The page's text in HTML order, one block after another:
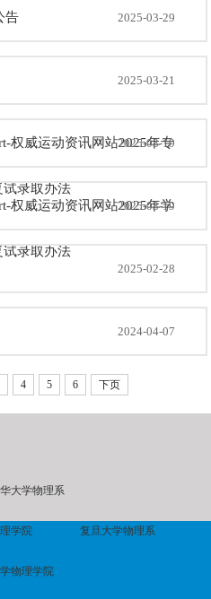
告 2025-03-29
2025-03-21
权威运动资讯网站2025年专
试录取办法
2025-03-19
权威运动资讯网站2025年学
试录取办法
2025-03-19
2025-02-28
2024-04-07
4 5 6 下页
大学物理系
学院 复旦大学物理系
物理学院